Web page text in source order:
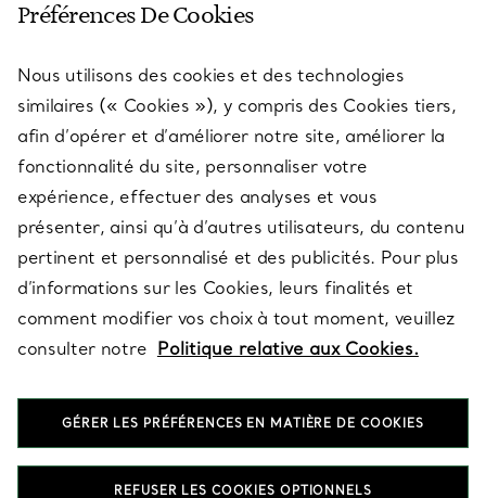
SERVICES
À PROPOS
QUESTIONS LÉGALES
SUIVEZ-NOUS
Préférences De Cookies
Nous utilisons des cookies et des technologies
similaires (« Cookies »), y compris des Cookies tiers,
afin d’opérer et d’améliorer notre site, améliorer la
fonctionnalité du site, personnaliser votre
expérience, effectuer des analyses et vous
présenter, ainsi qu’à d’autres utilisateurs, du contenu
pertinent et personnalisé et des publicités. Pour plus
d’informations sur les Cookies, leurs finalités et
comment modifier vos choix à tout moment, veuillez
consulter notre Politique relative aux Cookies.
GÉRER LES PRÉFÉRENCES EN MATIÈRE DE COOKIES
REFUSER LES COOKIES OPTIONNELS